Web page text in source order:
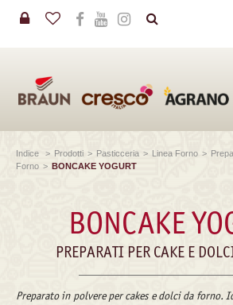
Indice > Prodotti > Pasticceria > Linea Forno >
Forno > BONCAKE YOGURT
BONCAKE
PREPARATI PER CAKE E
Preparato in polvere per cakes e dolci da forno.